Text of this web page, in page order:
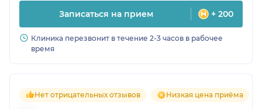
Записаться на прием + 200
Клиника перезвонит в течение 2-3 часов в рабочее
время
Нет отрицательных отзывов Низкая цена приёма